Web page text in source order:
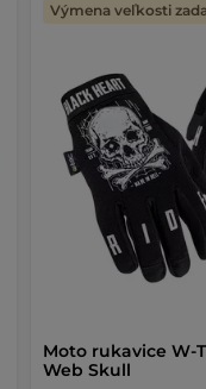
Moto rukavice W-
Web Skull
Výmena veľkosti